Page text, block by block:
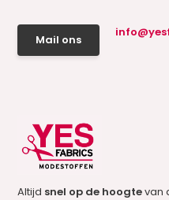
Mail ons
Altijd snel op de hoogtevan